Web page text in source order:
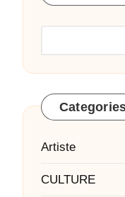
Artiste
CULTURE